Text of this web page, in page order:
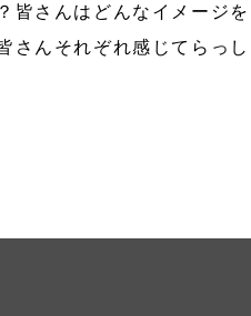
皆さんはどんなイメージ
さんそれぞれ感じてらっ